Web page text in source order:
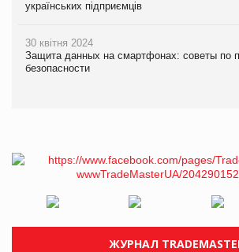
українських підприємців
30 квітня 2024
Защита данных на смартфонах: советы по
безопасности
ЖУРНАЛ